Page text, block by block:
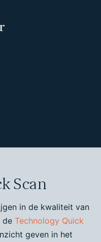
Scan
in de kwaliteit van
de Technology Quick
geven in het